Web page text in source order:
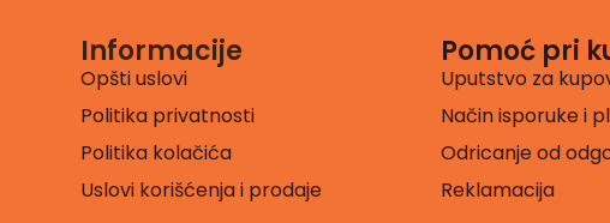
Informacije
Opšti uslovi
Politika privatnosti
Politika kolačića
Uslovi korišćenja i prodaje
Pomoć pri
Uputstvo za
Način isporuke i
Odricanje od
Reklamacija